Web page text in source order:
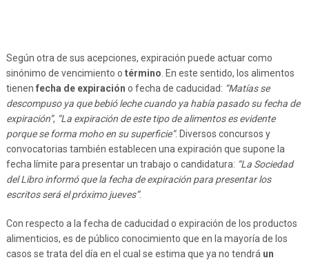
Según otra de sus acepciones, expiración puede actuar como
sinónimo de vencimiento o término . En este sentido, los alimentos
tienen fecha de expiración o fecha de caducidad: “Matías se
descompuso ya que bebió leche cuando ya había pasado su fecha de
expiración”, “La expiración de este tipo de alimentos es evidente
porque se forma moho en su superficie”. Diversos concursos y
convocatorias también establecen una expiración que supone la
fecha límite para presentar un trabajo o candidatura: “La Sociedad
del Libro informó que la fecha de expiración para presentar los
escritos será el próximo jueves”.
Con respecto a la fecha de caducidad o expiración de los productos
alimenticios, es de público conocimiento que en la mayoría de los
casos se trata del día en el cual se estima que ya no tendrá un